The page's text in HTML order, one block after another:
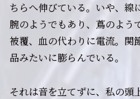
ちらへ伸びている。いや、線
腕のようでもあり、蔦のよう
被覆、血の代わりに電流。関
品みたいに膨らんでいる。
それは音を立てずに、私の頭